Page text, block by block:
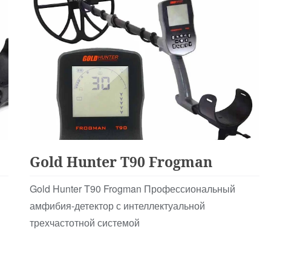
Для Начинающих
Gold Hunter T90 Frogman
Gold Hunter T90 Frogman Профессиональный
амфибия-детектор с интеллектуальной
трехчастотной системой